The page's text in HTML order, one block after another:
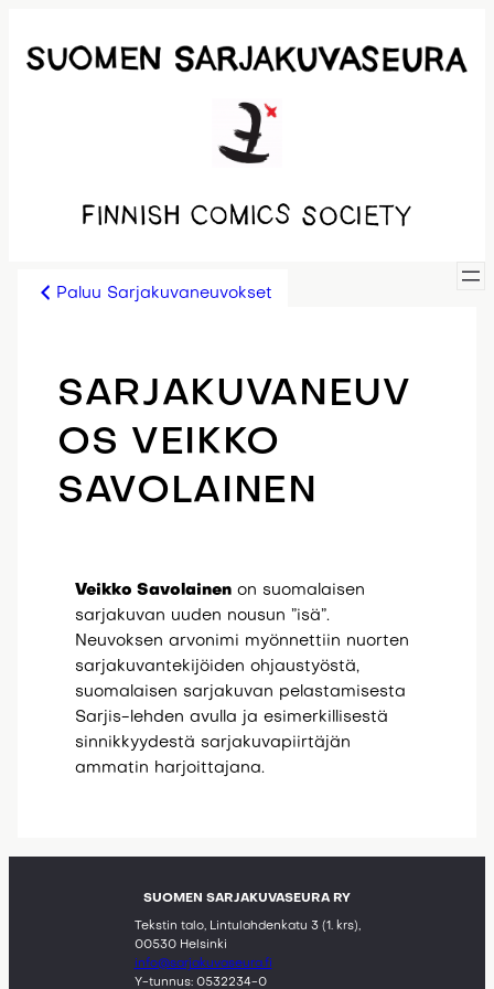
sisältöön
Paluu Sarjakuvaneuvokset
SARJAKUVANEUV
OS VEIKKO
SAVOLAINEN
Veikko Savolainenon suomalaisen
sarjakuvan uuden nousun ”isä”.
Neuvoksen arvonimi myönnettiin nuorten
sarjakuvantekijöiden ohjaustyöstä,
suomalaisen sarjakuvan pelastamisesta
Sarjis-lehden avulla ja esimerkillisestä
sinnikkyydestä sarjakuvapiirtäjän
ammatin harjoittajana.
SUOMEN SARJAKUVASEURA RY
Tekstin talo, Lintulahdenkatu 3 (1. krs),
00530 Helsinki
info@sarjakuvaseura.fi
Y-tunnus: 0532234-0